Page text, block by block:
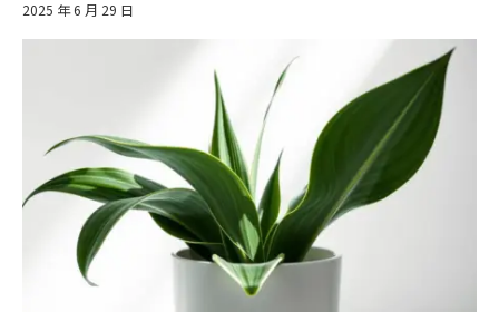
2025 年 6 月 29 日